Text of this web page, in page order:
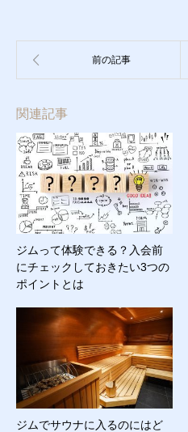
関連記事
ジムって体験できる？入会前
にチェックしておきたい3つの
ポイントとは
ジムでサウナに入るのにはど